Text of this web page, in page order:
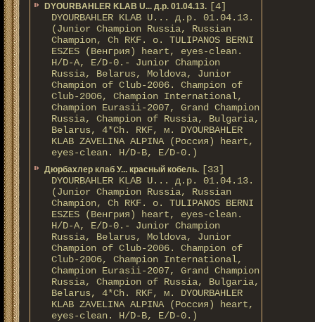
DYOURBAHLER KLAB U... д.р. 01.04.13. [4]
DYOURBAHLER KLAB U... д.р. 01.04.13.
(Junior Champion Russia, Russian
Champion, Ch RKF. о. TULIPANOS BERNI
ESZES (Венгрия) heart, eyes-clean.
H/D-A, E/D-0.- Junior Champion
Russia, Belarus, Moldova, Junior
Champion of Club-2006. Champion of
Club-2006, Champion International,
Champion Eurasii-2007, Grand Champion
Russia, Champion of Russia, Bulgaria,
Belarus, 4*Ch. RKF, м. DYOURBAHLER
KLAB ZAVELINA ALPINA (Россия) heart,
eyes-clean. H/D-В, E/D-0.)
Дюрбахлер клаб У... красный кобель. [33]
DYOURBAHLER KLAB U... д.р. 01.04.13.
(Junior Champion Russia, Russian
Champion, Ch RKF. о. TULIPANOS BERNI
ESZES (Венгрия) heart, eyes-clean.
H/D-A, E/D-0.- Junior Champion
Russia, Belarus, Moldova, Junior
Champion of Club-2006. Champion of
Club-2006, Champion International,
Champion Eurasii-2007, Grand Champion
Russia, Champion of Russia, Bulgaria,
Belarus, 4*Ch. RKF, м. DYOURBAHLER
KLAB ZAVELINA ALPINA (Россия) heart,
eyes-clean. H/D-В, E/D-0.)